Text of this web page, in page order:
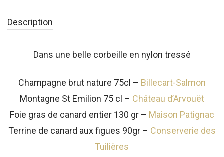
Description
Dans une belle corbeille en nylon tressé
Champagne brut nature 75cl – Billecart-Salmon
Montagne St Emilion 75 cl – Château d’Arvouët
Foie gras de canard entier 130 gr – Maison Patignac
Terrine de canard aux figues 90gr – Conserverie des
Tuilières